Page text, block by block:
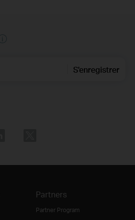
S'enregistrer
Partners
Partner Program